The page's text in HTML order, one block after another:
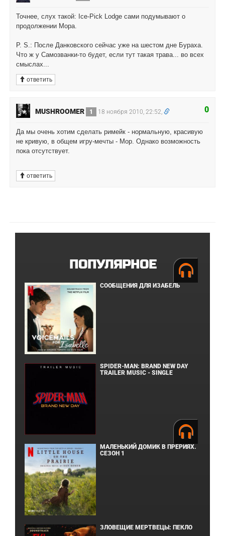
Точнее, слух такой: Ice-Pick Lodge сами подумывают о
продолжении Мора.
P. S.: После Данковского сейчас уже на шестом дне Бураха.
Что ж у Самозванки-то будет, если тут такая трава... во всех
смыслах...
ответить
0
MUSHROOMER 1 18 ноября 2010, 22:52,
Да мы очень хотим сделать римейк - нормальную, красивую
не кривую, в общем игру-мечты - Мор. Однако возможность
пока отсутствует.
ответить
ПОПУЛЯРНОЕ
СООБЩЕНИЯ ДЛЯ ИЗАБЕЛЬ
SPIDER-MAN: BRAND NEW DAY
TRAILER MUSIC - SINGLE
МАЛЕНЬКИЙ ДОМИК В ПРЕРИЯХ.
СЕЗОН 1
ЗЛОВЕЩИЕ МЕРТВЕЦЫ: ПЕКЛО